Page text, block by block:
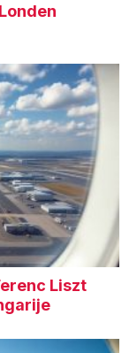
Liszt